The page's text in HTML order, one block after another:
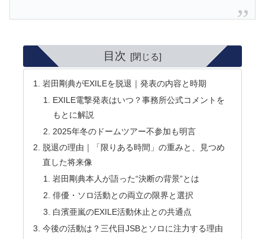
目次
岩田剛典がEXILEを脱退｜発表の内容と時期
EXILE電撃発表はいつ？事務所公式コメントを
もとに解説
2025年冬のドームツアー不参加も明言
脱退の理由｜「限りある時間」の重みと、見つめ
直した将来像
岩田剛典本人が語った“決断の背景”とは
俳優・ソロ活動との両立の限界と選択
白濱亜嵐のEXILE活動休止との共通点
今後の活動は？三代目JSBとソロに注力する理由